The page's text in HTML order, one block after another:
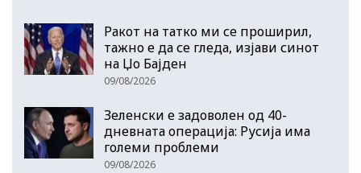
Ракот на татко ми се проширил,
тажно е да се гледа, изјави синот
на Џо Бајден
09/08/2026
Зеленски е задоволен од 40-
дневната операција: Русија има
големи проблеми
09/08/2026